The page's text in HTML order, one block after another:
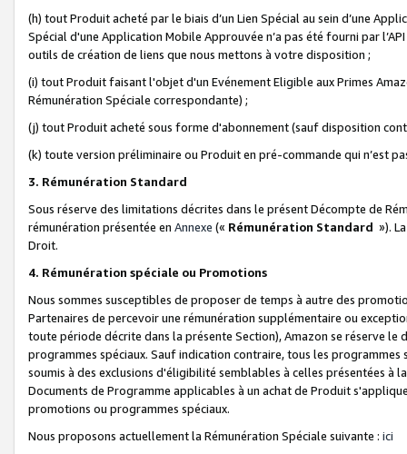
(h) tout Produit acheté par le biais d’un Lien Spécial au sein d’une
Spécial d'une Application Mobile Approuvée n’a pas été fourni par
outils de création de liens que nous mettons à votre disposition ;
(i) tout Produit faisant l'objet d'un Evénement Eligible aux Primes
Rémunération Spéciale correspondante) ;
(j) tout Produit acheté sous forme d'abonnement (sauf disposition
(k) toute version préliminaire ou Produit en pré-commande qui n’est
3. Rémunération Standard
Sous réserve des limitations décrites dans le présent Décompte de
rémunération présentée en Annexe (« Rémunération Standard »).
Droit.
4. Rémunération spéciale ou Promotions
Nous sommes susceptibles de proposer de temps à autre des
Partenaires de percevoir une rémunération supplémentaire ou
toute période décrite dans la présente Section), Amazon se réserve
programmes spéciaux. Sauf indication contraire, tous les
soumis à des exclusions d'éligibilité semblables à celles présentées à
Documents de Programme applicables à un achat de Produit
promotions ou programmes spéciaux.
Nous proposons actuellement la Rémunération Spéciale suivante : ici